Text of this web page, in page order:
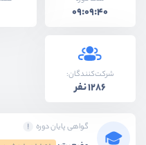
09:09:40
شرکت‌کنندگان:
1286 نفر
گواهی پایان دوره